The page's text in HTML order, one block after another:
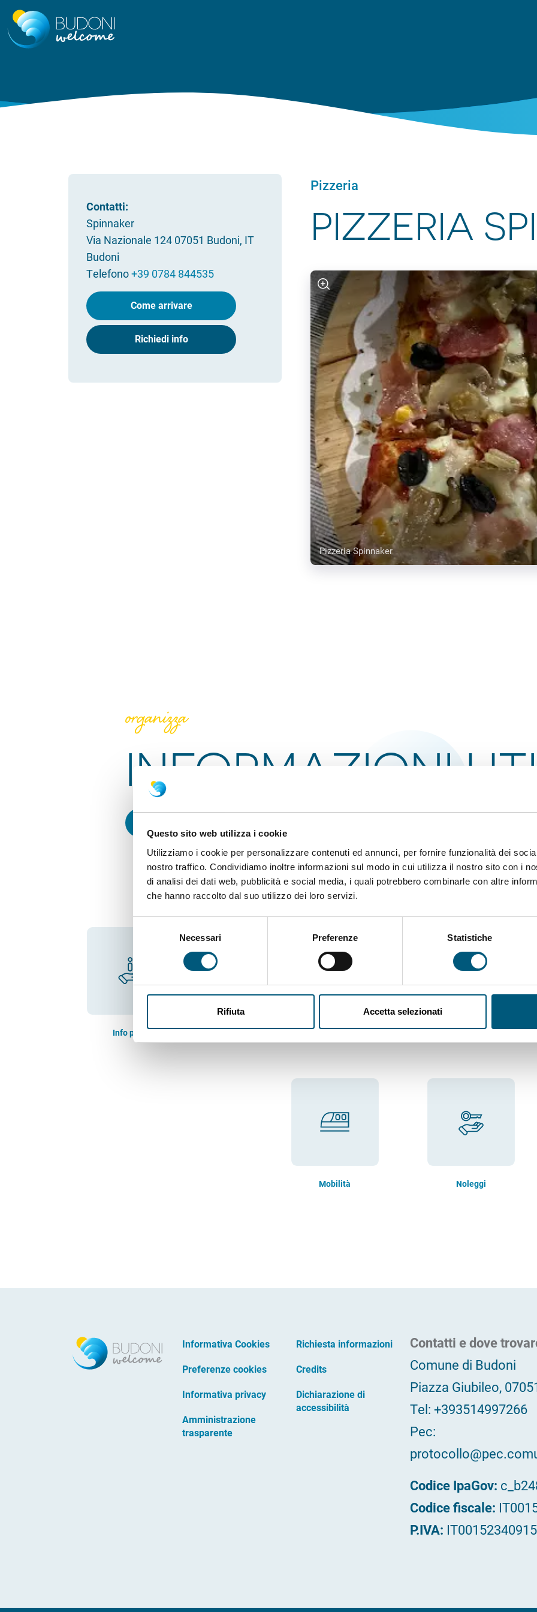
Questo sito web utilizza i cookie
Utilizziamo i cookie per personalizzare contenuti ed annunci, per fornire funzionalità dei
nostro traffico. Condividiamo inoltre informazioni sul modo in cui utilizza il nostro sito con i
di analisi dei dati web, pubblicità e social media, i quali potrebbero combinarle con altre
che hanno raccolto dal suo utilizzo dei loro servizi.
Necessari Preferenze Statistiche
Rifiuta Accetta selezionati
Contatti:
Spinnaker
Via Nazionale 124 07051 Budoni, IT
Budoni
Telefono+39 0784 844535
Come arrivare
Richiedi info
Pizzeria
PIZZERIA
Pizzeria Spinnaker
organizza
INFORMAZIONI
routine e immergiti in un mondo di
Info point Tutti i servizi Meteo a Budoni Orari
Mobilità Noleggi
Informativa Cookies
Preferenze cookies
Informativa privacy
Amministrazione
trasparente
Richiesta informazioni
Credits
Dichiarazione di
accessibilità
Contatti e dove
Comune di Budoni
Piazza Giubileo,
Tel: +393514997266
Pec:
Codice IpaGov:
Codice fiscale:
P.IVA: IT00152340915